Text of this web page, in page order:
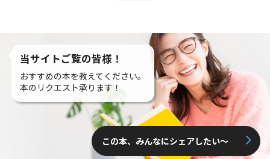
当サイトご覧の皆様！
おすすめの本を教えてください。
本のリクエスト承ります！
この本、みんなにシェアしたい〜